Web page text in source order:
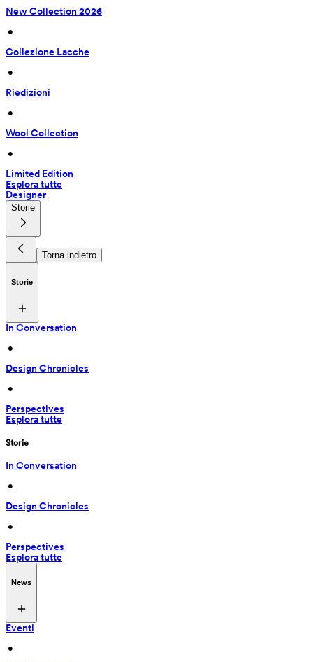
New Collection 2026
•
Collezione Lacche
•
Riedizioni
•
Wool Collection
•
Limited Edition
Esplora tutte
Designer
Storie
Torna indietro
Storie
In Conversation
•
Design Chronicles
•
Perspectives
Esplora tutte
Storie
In Conversation
•
Design Chronicles
•
Perspectives
Esplora tutte
News
Eventi
•